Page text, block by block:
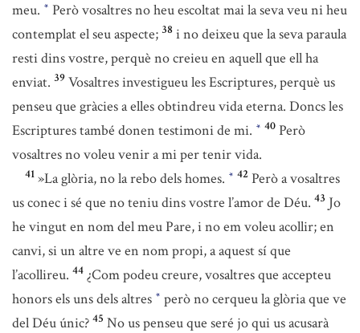
meu. * Però vosaltres no heu escoltat mai la seva veu ni heu
contemplat el seu aspecte; 38 i no deixeu que la seva paraula
resti dins vostre, perquè no creieu en aquell que ell ha
enviat. 39 Vosaltres investigueu les Escriptures, perquè us
penseu que gràcies a elles obtindreu vida eterna. Doncs les
Escriptures també donen testimoni de mi. * 40 Però
vosaltres no voleu venir a mi per tenir vida.
41 »La glòria, no la rebo dels homes. * 42 Però a vosaltres
us conec i sé que no teniu dins vostre l’amor de Déu. 43 Jo
he vingut en nom del meu Pare, i no em voleu acollir; en
canvi, si un altre ve en nom propi, a aquest sí que
l’acollireu. 44 ¿Com podeu creure, vosaltres que accepteu
honors els uns dels altres * però no cerqueu la glòria que ve
del Déu únic? 45 No us penseu que seré jo qui us acusarà